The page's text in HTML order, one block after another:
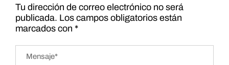
Tu dirección de correo electrónico no será
publicada. Los campos obligatorios están
marcados con *